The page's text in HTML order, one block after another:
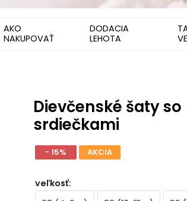
AKO
NAKUPOVAŤ
DODACIA
LEHOTA
Dievčenské šaty so
srdiečkami
- 15% AKCIA
veľkosť: